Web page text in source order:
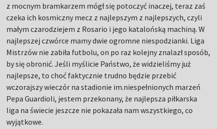
z mocnym bramkarzem mógł się potoczyć inaczej, teraz zaś
czeka ich kosmiczny mecz z najlepszym z najlepszych, czyli
małym czarodziejem z Rosario i jego katalońską machiną. W
najlepszej czwórce mamy dwie ogromne niespodzianki. Liga
Mistrzów nie zabiła futbolu, on po raz kolejny znalazł sposób,
by się obronić. Jeśli myślicie Państwo, że widzieliśmy już
najlepsze, to choć faktycznie trudno będzie przebić
wczorajszy wieczór na stadionie im.niespełnionych marzeń
Pepa Guardioli, jestem przekonany, że najlepsza piłkarska
liga na świecie jeszcze nie pokazała nam wszystkiego, co
wyjątkowe.